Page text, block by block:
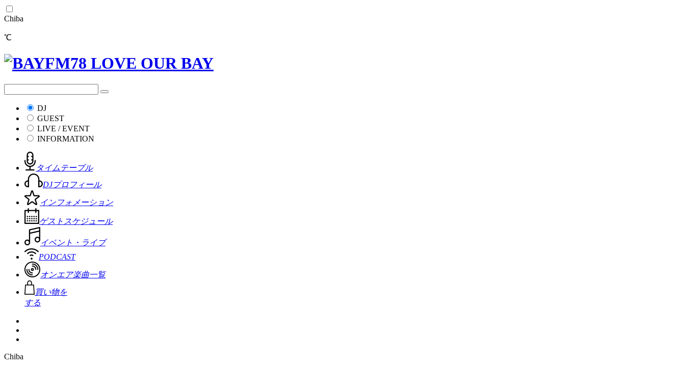
Chiba
℃
DJ
GUEST
LIVE / EVENT
INFORMATION
タイムテーブル
DJプロフィール
インフォメーション
ゲストスケジュール
イベント・ライブ
PODCAST
オンエア楽曲一覧
買い物を
する
Chiba